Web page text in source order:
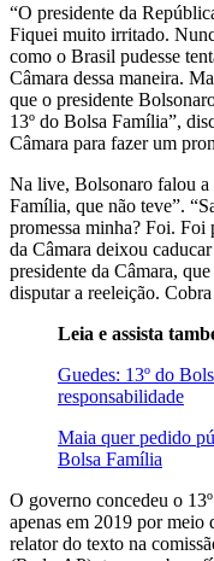
“O presidente da
Fiquei muito irritado.
como o Brasil pudesse
Câmara dessa maneira.
que o presidente
13º do Bolsa Família”,
Câmara para fazer um
Na live, Bolsonaro falou a
Família, que não teve”.
promessa minha? Foi. Foi
da Câmara deixou
presidente da Câmara,
disputar a reeleição.
Leia e assista
Guedes: 13º do
responsabilidade
Maia quer pedido
Bolsa Família
O governo concedeu o
apenas em 2019 por
relator do texto na